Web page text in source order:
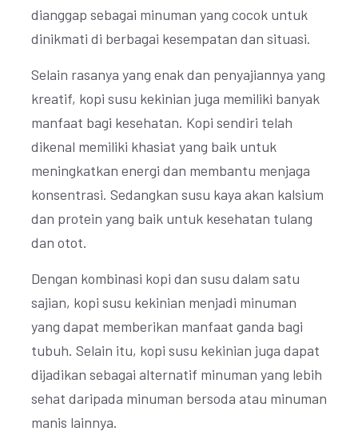
dianggap sebagai minuman yang cocok untuk
dinikmati di berbagai kesempatan dan situasi.
Selain rasanya yang enak dan penyajiannya yang
kreatif, kopi susu kekinian juga memiliki banyak
manfaat bagi kesehatan. Kopi sendiri telah
dikenal memiliki khasiat yang baik untuk
meningkatkan energi dan membantu menjaga
konsentrasi. Sedangkan susu kaya akan kalsium
dan protein yang baik untuk kesehatan tulang
dan otot.
Dengan kombinasi kopi dan susu dalam satu
sajian, kopi susu kekinian menjadi minuman
yang dapat memberikan manfaat ganda bagi
tubuh. Selain itu, kopi susu kekinian juga dapat
dijadikan sebagai alternatif minuman yang lebih
sehat daripada minuman bersoda atau minuman
manis lainnya.